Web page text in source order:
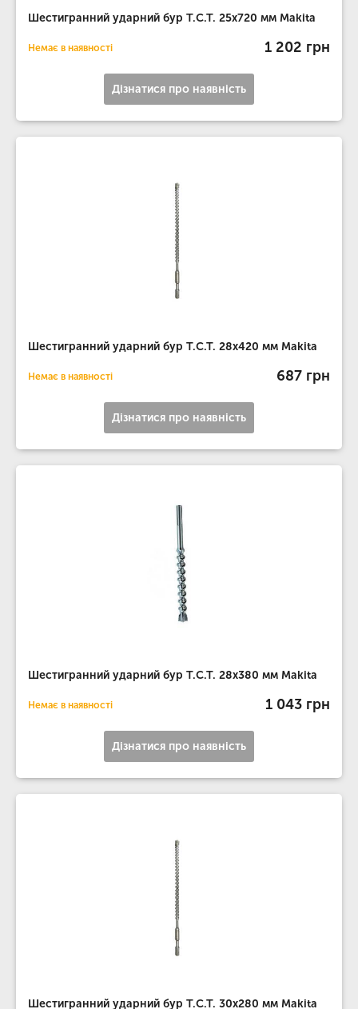
Шестигранний ударний бур T.C.T. 25х720 мм Makita
Немає в наявності 1 202 грн
Дізнатися про наявність
Шестигранний ударний бур T.C.T. 28х420 мм Makita
Немає в наявності 687 грн
Дізнатися про наявність
Шестигранний ударний бур T.C.T. 28х380 мм Makita
Немає в наявності 1 043 грн
Дізнатися про наявність
Шестигранний ударний бур T.C.T. 30х280 мм Makita